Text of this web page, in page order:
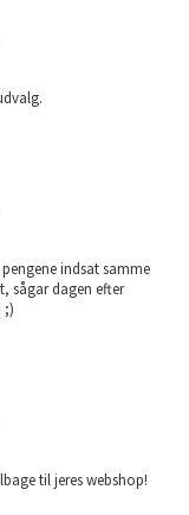
indsat samme
sågar dagen efter
;)
til jeres webshop!